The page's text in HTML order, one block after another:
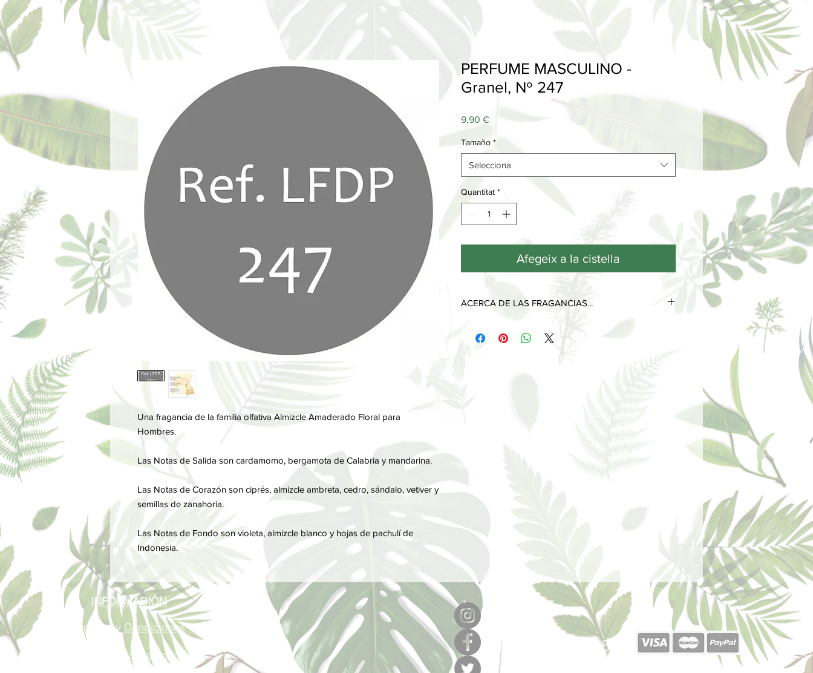
Una fragancia de la familia olfativa Almizcle Amaderado Floral para
Hombres.
Las Notas de Salida son cardamomo, bergamota de Calabria y mandarina.
Las Notas de Corazón son ciprés, almizcle ambreta, cedro, sándalo, vetiver y
semillas de zanahoria.
Las Notas de Fondo son violeta, almizcle blanco y hojas de pachulí de
Indonesia.
PERFUME MASCULINO -
Granel, Nº 247
9,90 €Price
Tamaño *
Selecciona
Quantitat *
Afegeix a la cistella
ACERCA DE LAS FRAGANCIAS...
desprenden a lo largo de su ciclo de vida.
INFORMACIÓN
Términos y Condiciones
Política de privacidad
640 377 187